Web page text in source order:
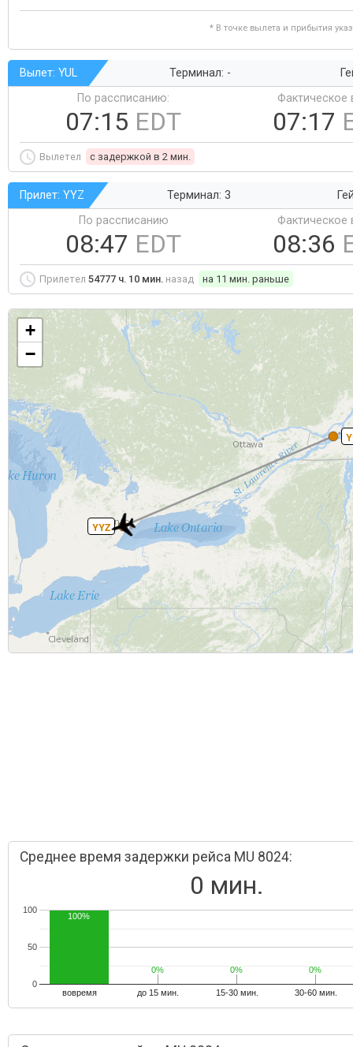
* В точке вылета и прибытия
Вылет: YUL Терминал: -
По рассписанию:
07:15 EDT
Фактическое
07:17
Вылетел c задержкой в 2 мин.
Прилет: YYZ Терминал: 3
По рассписанию
08:47 EDT
Фактическое
08:36
Прилетел 54777 ч. 10 мин. назад на 11 мин. раньше
YYZ
+
−
Среднее время задержки рейса MU 8024:
0 мин.
вовремя до 15 мин. 15-30 мин. 30-60 мин.
0
50
100
100%
0%
0% 0%
0% 0%
0%